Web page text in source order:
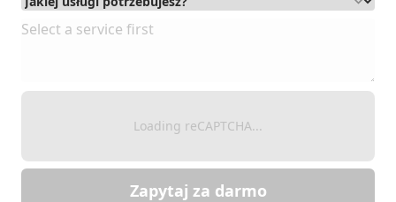
Loading reCAPTCHA...
Zapytaj za darmo